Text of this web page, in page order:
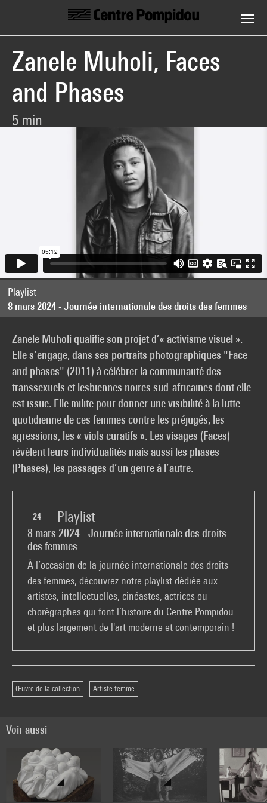
Centre Pompidou
Zanele Muholi, Faces
and Phases
5 min
Playlist
8 mars 2024 - Journée internationale des droits des femmes
Zanele Muholi qualifie son projet d’« activisme visuel ».
Elle s’engage, dans ses portraits photographiques "Face
and phases" (2011) à célébrer la communauté des
transsexuels et lesbiennes noires sud-africaines dont elle
est issue. Elle milite pour donner une visibilité à la lutte
quotidienne de ces femmes contre les préjugés, les
agressions, les « viols curatifs ». Les visages (Faces)
révèlent leurs individualités mais aussi les phases
(Phases), les passages d’un genre à l’autre.
24 Playlist
8 mars 2024 - Journée internationale des droits
des femmes
À l’occasion de la journée internationale des droits
des femmes, découvrez notre playlist dédiée aux
artistes, intellectuelles, cinéastes, actrices ou
chorégraphes qui font l’histoire du Centre Pompidou
et plus largement de l'art moderne et contemporain !
Œuvre de la collection Artiste femme
Voir aussi